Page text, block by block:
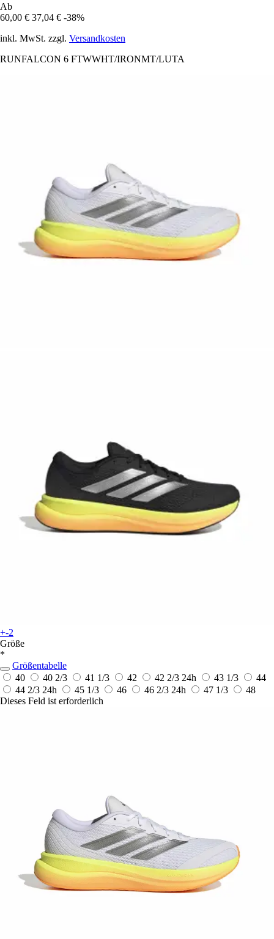
Ab
60,00 € 37,04 € -38%
inkl. MwSt. zzgl. Versandkosten
RUNFALCON 6 FTWWHT/IRONMT/LUTA
+-2
Größe
*
Größentabelle
40
40 2/3 41 1/3 42 42 2/3 24h 43 1/3
44
44 2/3 24h 45 1/3 46 46 2/3 24h 47 1/3
48
Dieses Feld ist erforderlich